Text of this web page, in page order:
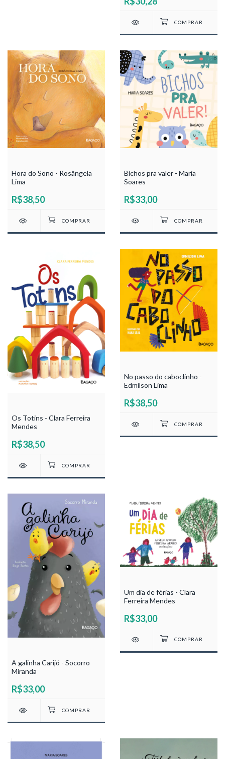
Hora do Sono - Rosângela
Lima
R$38,50
Bichos pra valer - Maria
Soares
R$33,00
Os Totins - Clara Ferreira
Mendes
R$38,50
No passo do caboclinho -
Edmilson Lima
R$38,50
A galinha Carijó - Socorro
Miranda
R$33,00
Um dia de férias - Clara
Ferreira Mendes
R$33,00